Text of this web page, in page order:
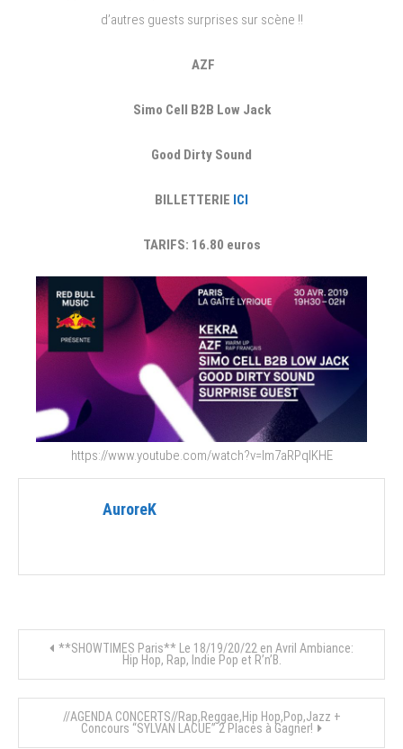
d’autres guests surprises sur scène !!
AZF
Simo Cell B2B Low Jack
Good Dirty Sound
BILLETTERIE ICI
TARIFS: 16.80 euros
https://www.youtube.com/watch?v=lm7aRPqlKHE
AuroreK
Navigation
de
l’article
**SHOWTIMES Paris** Le 18/19/20/22 en Avril Ambiance:
Hip Hop, Rap, Indie Pop et R’n’B.
//AGENDA CONCERTS//Rap,Reggae,Hip Hop,Pop,Jazz +
Concours “SYLVAN LACUE” 2 Places à Gagner!